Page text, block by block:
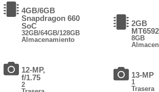
4GB/6GB
Snapdragon 660
SoC
32GB/64GB/128GB
Almacenamiento
12-MP,
f/1.75
2
2GB
8GB
13-MP
1
Trasera